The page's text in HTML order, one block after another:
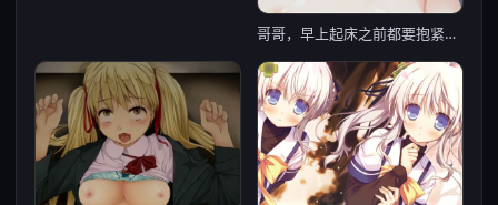
哥哥，早上起床之前都要抱紧我哦！